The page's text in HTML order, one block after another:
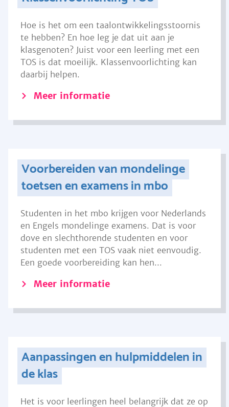
Hoe is het om een taalontwikkelingsstoornis
te hebben? En hoe leg je dat uit aan je
klasgenoten? Juist voor een leerling met een
TOS is dat moeilijk. Klassenvoorlichting kan
daarbij helpen.
Meer informatie
Voorbereiden van mondelinge
toetsen en examens in mbo
Studenten in het mbo krijgen voor Nederlands
en Engels mondelinge examens. Dat is voor
dove en slechthorende studenten en voor
studenten met een TOS vaak niet eenvoudig.
Een goede voorbereiding kan hen...
Meer informatie
Aanpassingen en hulpmiddelen in
de klas
Het is voor leerlingen heel belangrijk dat ze op